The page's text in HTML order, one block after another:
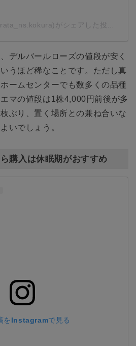
hirata_ns.kokura(@hirata_ns.kokura)がシェアした投稿
デルバールローズの値段が安く
うほど稀なことです。ただし真
ームセンターでも数多くの品種
マの値段は1株4,000円前後が多
ぶり、置く場所との兼ね合いな
いでしょう。
購入は休眠期がおすすめ
をInstagramで見る